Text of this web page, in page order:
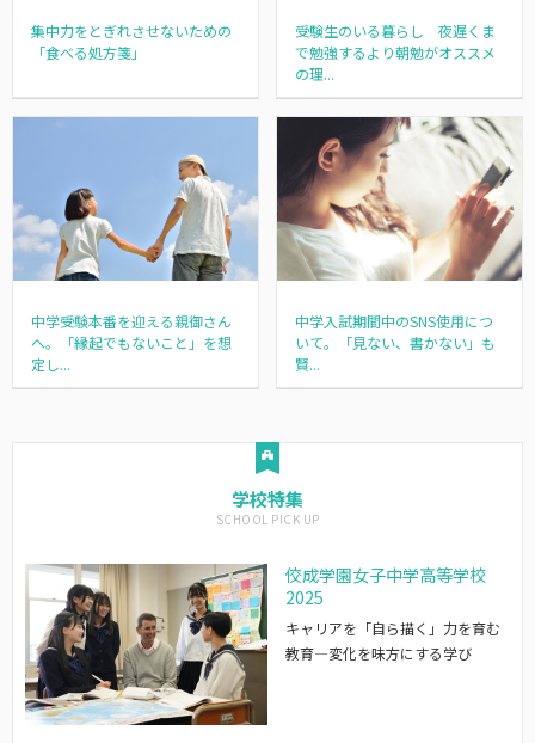
集中力をとぎれさせないための
「食べる処方箋」
受験生のいる暮らし 夜遅くま
で勉強するより朝勉がオススメ
の理...
中学受験本番を迎える親御さん
へ。「縁起でもないこと」を想
定し...
中学入試期間中のSNS使用につ
いて。「見ない、書かない」も
賢...
学校特集
佼成学園女子中学高等学校
2025
キャリアを「自ら描く」力を育む
教育―変化を味方にする学び